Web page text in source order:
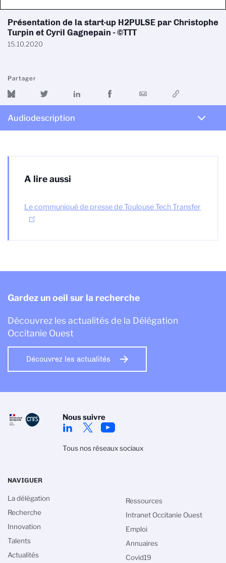
Présentation de la start-up H2PULSE par Christophe
Turpin et Cyril Gagnepain - ©TTT
15.10.2020
Partager
Audiodescription
A lire aussi
Le communiqué de presse de Toulouse Tech Transfer
Gardez un oeil sur la recherche
Découvrez les actualités de la Délégation
Occitanie Ouest
Découvrez les actualités
Nous suivre
Tous nos réseaux sociaux
NAVIGUER
La délégation
Recherche
Innovation
Talents
Actualités
Ressources
Intranet Occitanie Ouest
Emploi
Annuaires
Covid19